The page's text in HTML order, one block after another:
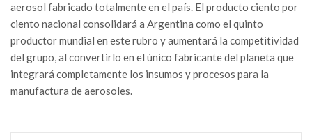
aerosol fabricado totalmente en el país. El producto ciento por
ciento nacional consolidará a Argentina como el quinto
productor mundial en este rubro y aumentará la competitividad
del grupo, al convertirlo en el único fabricante del planeta que
integrará completamente los insumos y procesos para la
manufactura de aerosoles.